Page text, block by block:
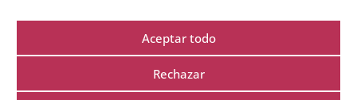
Aceptar todo
Rechazar